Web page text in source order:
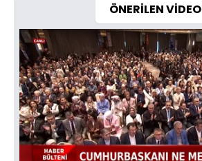
ÖNERİLEN VİDEO
Yüklendi:
2.85%